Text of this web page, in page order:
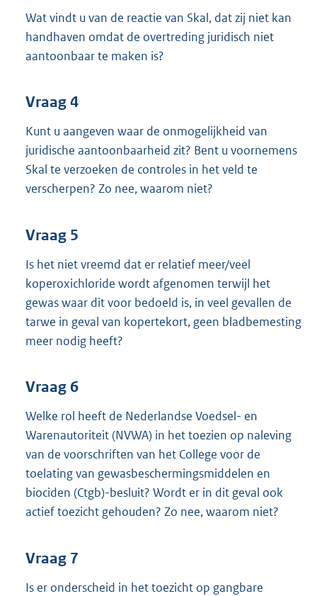
Wat vindt u van de reactie van Skal, dat zij niet kan
handhaven omdat de overtreding juridisch niet
aantoonbaar te maken is?
Vraag 4
Kunt u aangeven waar de onmogelijkheid van
juridische aantoonbaarheid zit? Bent u voornemens
Skal te verzoeken de controles in het veld te
verscherpen? Zo nee, waarom niet?
Vraag 5
Is het niet vreemd dat er relatief meer/veel
koperoxichloride wordt afgenomen terwijl het
gewas waar dit voor bedoeld is, in veel gevallen de
tarwe in geval van kopertekort, geen bladbemesting
meer nodig heeft?
Vraag 6
Welke rol heeft de Nederlandse Voedsel- en
Warenautoriteit (NVWA) in het toezien op naleving
van de voorschriften van het College voor de
toelating van gewasbeschermingsmiddelen en
biociden (Ctgb)-besluit? Wordt er in dit geval ook
actief toezicht gehouden? Zo nee, waarom niet?
Vraag 7
Is er onderscheid in het toezicht op gangbare